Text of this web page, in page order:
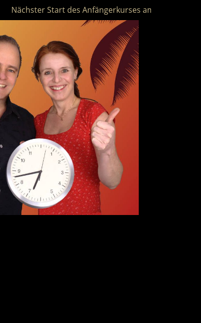
Nächster Start des Anfängerkurses am 16.01.2022 um